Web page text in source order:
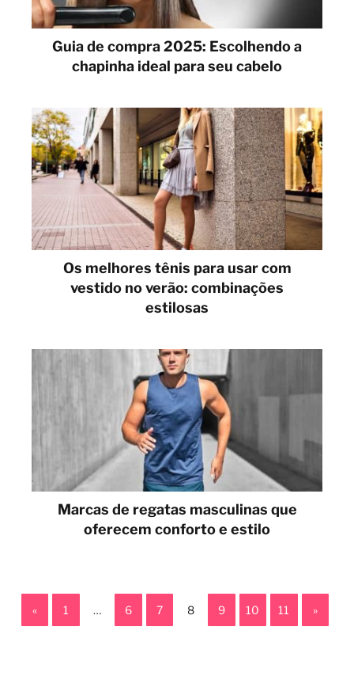
Guia de compra 2025: Escolhendo a
chapinha ideal para seu cabelo
Os melhores tênis para usar com
vestido no verão: combinações
estilosas
Marcas de regatas masculinas que
oferecem conforto e estilo
« 1 … 6 7 8 9 10 11 »